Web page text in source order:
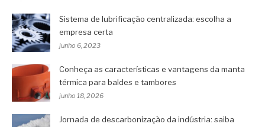
Sistema de lubrificação centralizada: escolha a
empresa certa
junho 6, 2023
Conheça as características e vantagens da manta
térmica para baldes e tambores
junho 18, 2026
Jornada de descarbonização da indústria: saiba